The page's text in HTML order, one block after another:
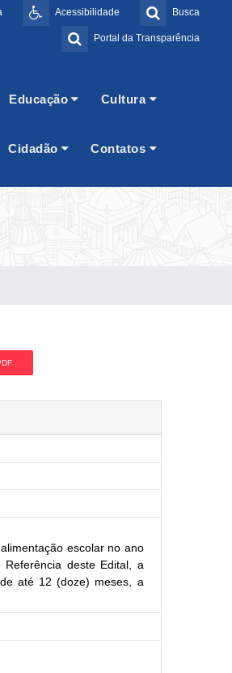
Busca
Acessibilidade
Portal da Transparência
Educação Cultura
Cidadão Contatos
escolar no ano
deste Edital, a
até 12 (doze) meses, a